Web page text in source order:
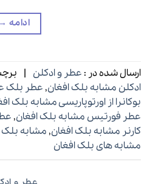
ادامه →
ارسال شده در : عطر و ادکلن |
ادکلن مشابه بلک افغان, عطر بلک
بوکانرا از اورتوپاریسی مشابه بلک
عطر فورتیس مشابه بلک افغان,
کارنر مشابه بلک افغان, مشابه
مشابه های بلک افغان